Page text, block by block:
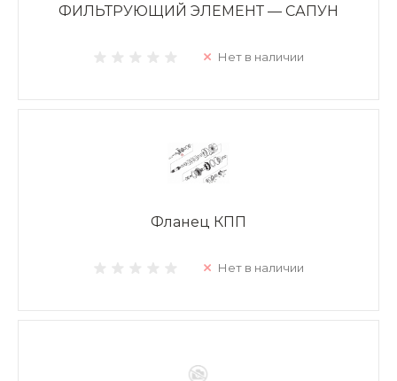
ФИЛЬТРУЮЩИЙ ЭЛЕМЕНТ — САПУН
Нет в наличии
Фланец КПП
Нет в наличии